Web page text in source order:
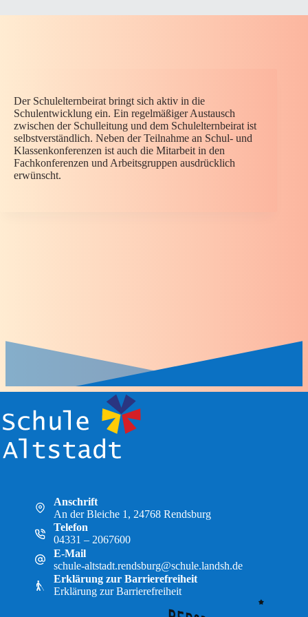
Der Schulelternbeirat bringt sich aktiv in die
Schulentwicklung ein. Ein regelmäßiger Austausch
zwischen der Schulleitung und dem Schulelternbeirat ist
selbstverständlich. Neben der Teilnahme an Schul- und
Klassenkonferenzen ist auch die Mitarbeit in den
Fachkonferenzen und Arbeitsgruppen ausdrücklich
erwünscht.
Anschrift
An der Bleiche 1, 24768 Rendsburg
Telefon
04331 – 2067600
E-Mail
schule-altstadt.rendsburg@schule.landsh.de
Erklärung zur Barrierefreiheit
Erklärung zur Barrierefreiheit